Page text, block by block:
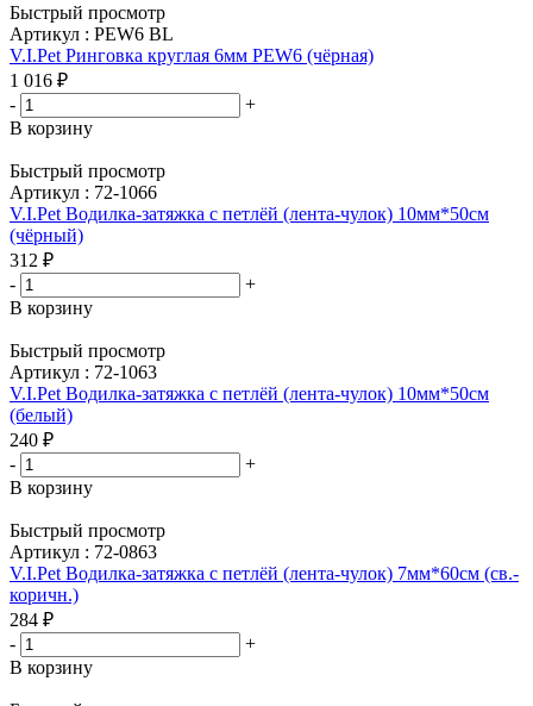
Быстрый просмотр
Артикул : PEW6 BL
V.I.Pet Ринговка круглая 6мм PEW6 (чёрная)
1 016 ₽
-
+
В корзину
Быстрый просмотр
Артикул : 72-1066
V.I.Pet Водилка-затяжка с петлёй (лента-чулок) 10мм*50см
(чёрный)
312 ₽
-
+
В корзину
Быстрый просмотр
Артикул : 72-1063
V.I.Pet Водилка-затяжка с петлёй (лента-чулок) 10мм*50см
(белый)
240 ₽
-
+
В корзину
Быстрый просмотр
Артикул : 72-0863
V.I.Pet Водилка-затяжка с петлёй (лента-чулок) 7мм*60см (св.-
коричн.)
284 ₽
-
+
В корзину